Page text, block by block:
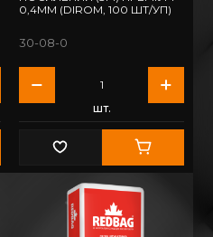
0,4ММ (DIROM, 100 ШТ/УП)
30-08-0
шт.